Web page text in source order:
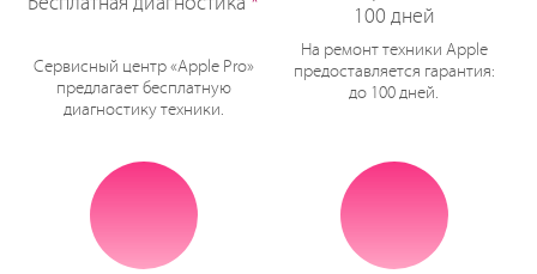
Сервисный центр «Apple Pro»
предлагает бесплатную
диагностику техники.
100 дней
На ремонт техники Apple
предоставляется гарантия:
до 100 дней.